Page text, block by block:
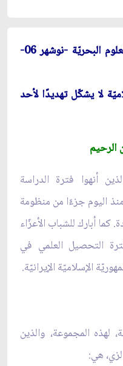
كلمة الإمام الخامنئي في كليّة العلوم البحريّة -نوشهر 06-
لا يشكّل تهديدًا لأحد
الرحيم
أنهوا فترة الدراسة
اليوم جزءًا من منظومة
أبارك للشباب الأعزّاء
التحصيل العلمي في
الإسلاميّة الإيرانيّة.
لهذه المجموعة، والذين
هي: